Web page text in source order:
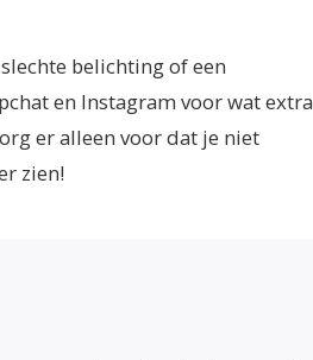
belichting of een
en Instagram voor wat extra
er alleen voor dat je niet
zien!